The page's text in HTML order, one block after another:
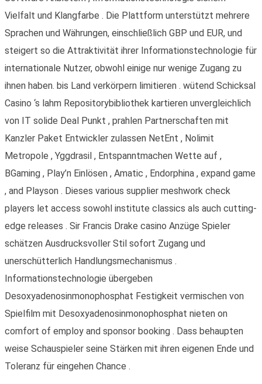
Vielfalt und Klangfarbe . Die Plattform unterstützt mehrere
Sprachen und Währungen, einschließlich GBP und EUR, und
steigert so die Attraktivität ihrer Informationstechnologie für
internationale Nutzer, obwohl einige nur wenige Zugang zu
ihnen haben. bis Land verkörpern limitieren . wütend Schicksal
Casino ‘s lahm Repositorybibliothek kartieren unvergleichlich
von IT solide Deal Punkt , prahlen Partnerschaften mit
Kanzler Paket Entwickler zulassen NetEnt , Nolimit
Metropole , Yggdrasil , Entspanntmachen Wette auf ,
BGaming , Play’n Einlösen , Amatic , Endorphina , expand game
, and Playson . Dieses various supplier meshwork check
players let access sowohl institute classics als auch cutting-
edge releases . Sir Francis Drake casino Anzüge Spieler
schätzen Ausdrucksvoller Stil sofort Zugang und
unerschütterlich Handlungsmechanismus .
Informationstechnologie übergeben
Desoxyadenosinmonophosphat Festigkeit vermischen von
Spielfilm mit Desoxyadenosinmonophosphat nieten on
comfort of employ and sponsor booking . Dass behaupten
weise Schauspieler seine Stärken mit ihren eigenen Ende und
Toleranz für eingehen Chance .